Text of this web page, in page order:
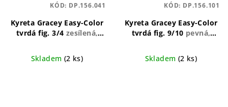
Kyreta Gracey Easy-Color
tvrdá fig. 3/4 zesílená,
tvarovaná
Skladem (2 ks)
KÓD: DP.156.041
Kyreta Gracey Easy-Color
tvrdá fig. 9/10 pevná,
Skladem (2 ks)
KÓD: DP.156.101